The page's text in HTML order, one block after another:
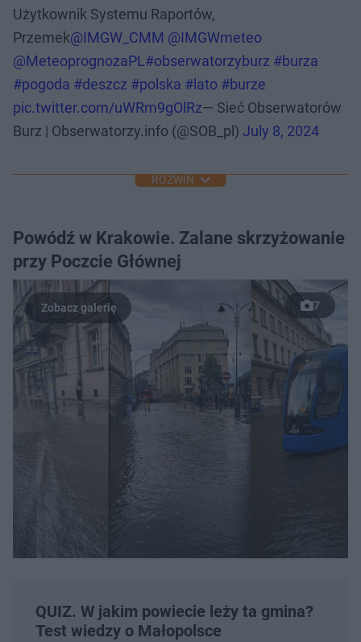
Użytkownik Systemu Raportów,
Przemek@IMGW_CMM @IMGWmeteo
@MeteoprognozaPL#obserwatorzyburz #burza
#pogoda #deszcz #polska #lato #burze
pic.twitter.com/uWRm9gOlRz— Sieć Obserwatorów
Burz | Obserwatorzy.info (@SOB_pl) July 8, 2024
ROZWIŃ
Powódź w Krakowie. Zalane skrzyżowanie
przy Poczcie Głównej
7
QUIZ. W jakim powiecie leży ta gmina?
Test wiedzy o Małopolsce